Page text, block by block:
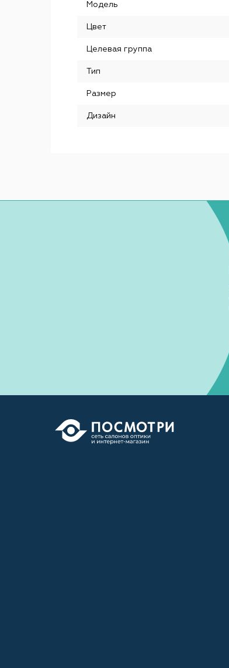
Модель
Цвет
Целевая группа
Тип
Размер
Дизайн